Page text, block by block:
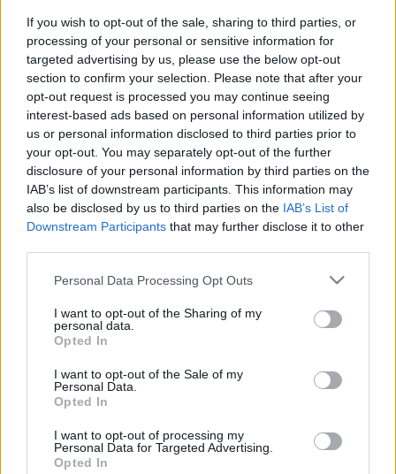
If you wish to opt-out of the sale, sharing to third parties, or
processing of your personal or sensitive information for
targeted advertising by us, please use the below opt-out
section to confirm your selection. Please note that after your
opt-out request is processed you may continue seeing
interest-based ads based on personal information utilized by
us or personal information disclosed to third parties prior to
your opt-out. You may separately opt-out of the further
disclosure of your personal information by third parties on the
IAB’s list of downstream participants. This information may
also be disclosed by us to third parties on the IAB’s List of
Downstream Participants that may further disclose it to other
Please note that this website/app uses one or more Google
not limited to your visit or usage behaviour. You may click to
grant or deny consent to Google and its third-party tags to
use your data for below specified purposes in below Google
consent section.
Personal Data Processing Opt Outs
I want to opt-out of the Sharing of my
personal data.
Opted In
I want to opt-out of the Sale of my
Personal Data.
Opted In
I want to opt-out of processing my
Personal Data for Targeted Advertising.
Opted In
BETONKOCKÁJÁT
2021. június. 08. 11:53
Közösségi és oktatási terek mellett az Széchenyi Egyetem új
művészeti kara is helyet kapna benne.
ELMARAD IDÉN A SZIGET
2021. május. 06. 12:05
Európa egyik legnagyobb fesztiválja, amely Magyarország
legfontosabb turisztikai rendezvénye is egyben, nagy
visszatérést tervez 2022-ben.
EGYELŐRE NEM TUDNI, LESZ-E IDÉN SZIGET
FESZTIVÁL
2021. Április. 09. 15:25
Április végéig adtak időt maguknak a szervezők.
MEGMARADT BETONKOCKÁJÁT AZ EGYETEM
2021. március. 04. 09:31
első épületére.
EGY HATALMAS S.O.S. FELIRAT MENTETT MEG
2020. augusztus. 05. 06:34
Amikor azt hinnéd, hogy ilyen tényleg csak a filmekben létezik.